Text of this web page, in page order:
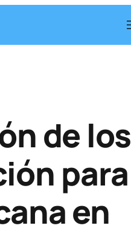
de los
para
en